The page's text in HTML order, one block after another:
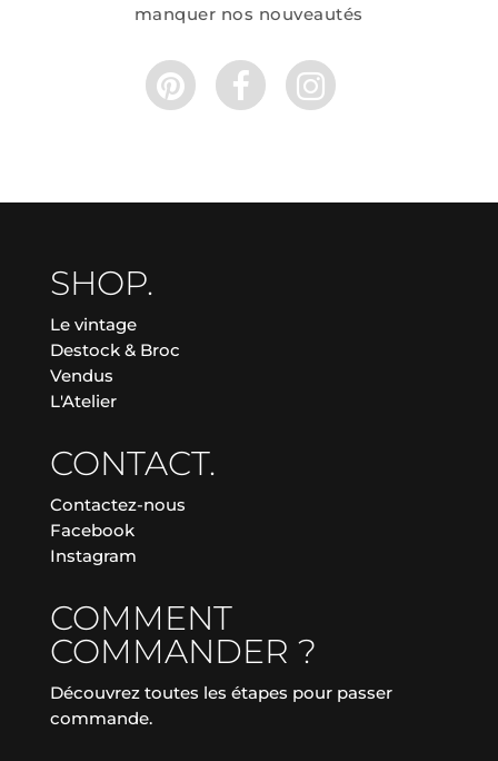
manquer nos nouveautés
SHOP.
Le vintage
Destock & Broc
Vendus
L'Atelier
CONTACT.
Contactez-nous
Facebook
Instagram
COMMENT
COMMANDER ?
Découvrez toutes les étapes pour passer
commande.